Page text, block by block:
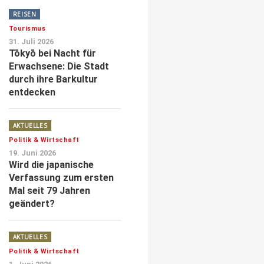
REISEN
Tourismus
31. Juli 2026
Tōkyō bei Nacht für
Erwachsene: Die Stadt
durch ihre Barkultur
entdecken
AKTUELLES
Politik & Wirtschaft
19. Juni 2026
Wird die japanische
Verfassung zum ersten
Mal seit 79 Jahren
geändert?
AKTUELLES
Politik & Wirtschaft